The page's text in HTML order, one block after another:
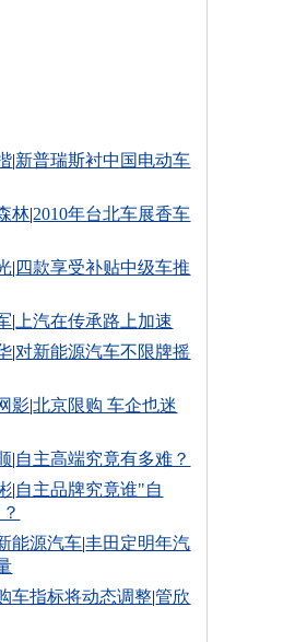
|新普瑞斯衬中国电动车
林|2010年台北车展香车
| 四款享受补贴中级车推
| 上汽在传承路上加速
|对新能源汽车不限牌摇
影|北京限购 车企也迷
|自主高端究竟有多难？
|自主品牌究竟谁"自
能源汽车|丰田定明年汽
车指标将动态调整|管欣